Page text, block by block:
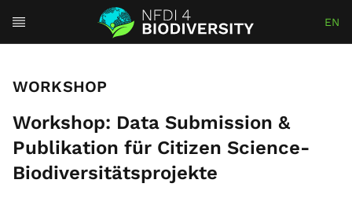
EN
WORKSHOP
Workshop: Data Submission &
Publikation für Citizen Science-
Biodiversitätsprojekte